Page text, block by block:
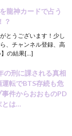
龍神カードで占う
？
とうございます！少し
、チャンネル登録、高
】の結果[…]
の刑に課される真相
転でBTS存続も危
件からおおものPD
とは…